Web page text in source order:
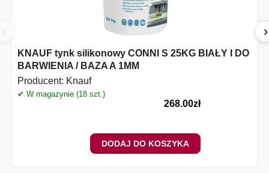
‹
KNAUF tynk silikonowy CONNI S 25KG BIAŁY I DO
BARWIENIA / BAZA A 1MM
Producent: Knauf
✔ W magazynie (18 szt.)
268.00zł
DODAJ DO KOSZYKA
›